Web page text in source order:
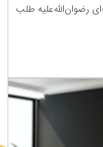
رضوان‌الله‌علیه طلب